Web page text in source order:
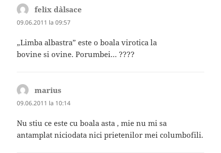
felix d`alsace
09.06.2011 la 09:57
„Limba albastra” este o boala virotica la
bovine si ovine. Porumbei… ????
marius
09.06.2011 la 10:14
Nu stiu ce este cu boala asta , mie nu mi sa
antamplat niciodata nici prietenilor mei columbofili.